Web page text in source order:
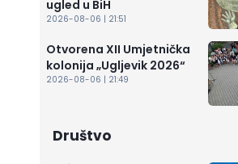
ugled u BiH
2026-08-06 | 21:51
Otvorena XII Umjetnička
kolonija „Ugljevik 2026“
2026-08-06 | 21:49
Društvo